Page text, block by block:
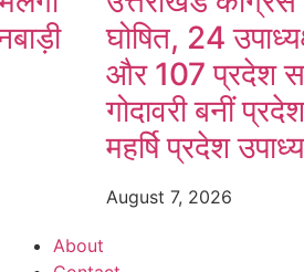
घोषित, 24
और 107 प्रदेश
गोदावरी बनीं
महर्षि प्रदेश
August 7, 2026
About